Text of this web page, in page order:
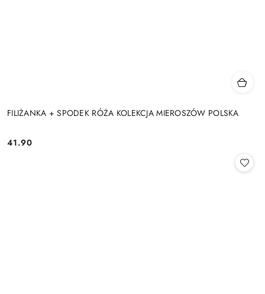
FILIŻANKA + SPODEK RÓŻA KOLEKCJA MIEROSZÓW POLSKA
Cena:
41.90